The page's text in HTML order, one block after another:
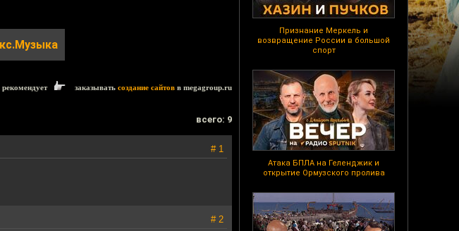
Признание Меркель и
возвращение России в большой
спорт
Атака БПЛА на Геленджик и
открытие Ормузского пролива
заказывать создание сайтов в megagroup.ru
всего: 9
# 1
# 2